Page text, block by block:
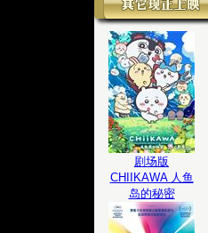
剧场版
CHIIKAWA 人鱼
岛的秘密